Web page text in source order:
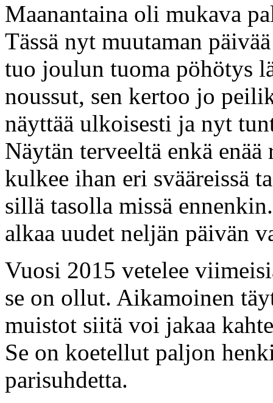
Maanantaina oli mukava
Tässä nyt muutaman
tuo joulun tuoma pöhötys
noussut, sen kertoo jo
näyttää ulkoisesti ja nyt
Näytän terveeltä enkä
kulkee ihan eri svääreissä
sillä tasolla missä
alkaa uudet neljän päivän
Vuosi 2015 vetelee
se on ollut. Aikamoinen
muistot siitä voi jakaa
Se on koetellut paljon
parisuhdetta.